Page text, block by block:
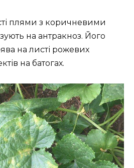
плями з коричневими
на антракноз. Його
на листі рожевих
на батогах.